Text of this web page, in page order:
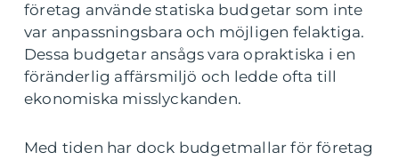
företag använde statiska budgetar som inte
var anpassningsbara och möjligen felaktiga.
Dessa budgetar ansågs vara opraktiska i en
föränderlig affärsmiljö och ledde ofta till
ekonomiska misslyckanden.
Med tiden har dock budgetmallar för företag